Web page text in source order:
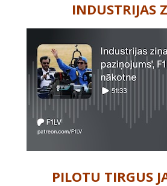
INDUSTRIJAS
PILOTU TIRGUS